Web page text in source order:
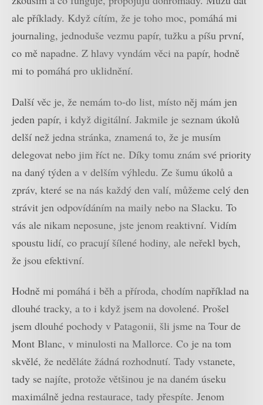
ale příklady. Když cítím, že je toho moc, pomáhá mi
journaling, jednoduše vezmu papír, tužku a píšu první,
co mě napadne. Z hlavy vyndám věci na papír, hodně
mi to pomáhá pro uklidnění.
Další věc je, že nemám to-do list, místo něj mám jen
jeden papír, i když digitální. Jakmile je seznam úkolů
delší než jedna stránka, znamená to, že je musím
delegovat nebo jim říct ne. Díky tomu znám své priority
na daný týden a v delším výhledu. Ze šumu úkolů a
zpráv, které se na nás každý den valí, můžeme celý den
strávit jen odpovídáním na maily nebo na Slacku. To
vás ale nikam neposune, jste jenom reaktivní. Vidím
spoustu lidí, co pracují šílené hodiny, ale neřekl bych,
že jsou efektivní.
Hodně mi pomáhá i běh a příroda, chodím například na
dlouhé tracky, a to i když jsem na dovolené. Prošel
jsem dlouhé pochody v Patagonii, šli jsme na Tour de
Mont Blanc, v minulosti na Mallorce. Co je na tom
skvělé, že neděláte žádná rozhodnutí. Tady vstanete,
tady se najíte, protože většinou je na daném úseku
maximálně jedna restaurace, tady přespíte. Jenom